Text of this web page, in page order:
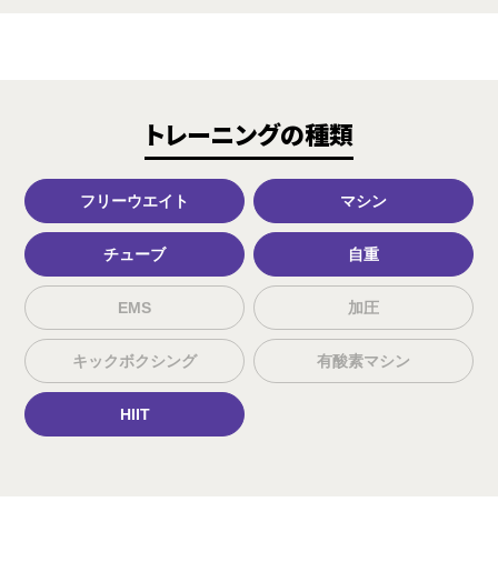
トレーニングの種類
フリーウエイト マシン
チューブ 自重
EMS 加圧
キックボクシング 有酸素マシン
HIIT